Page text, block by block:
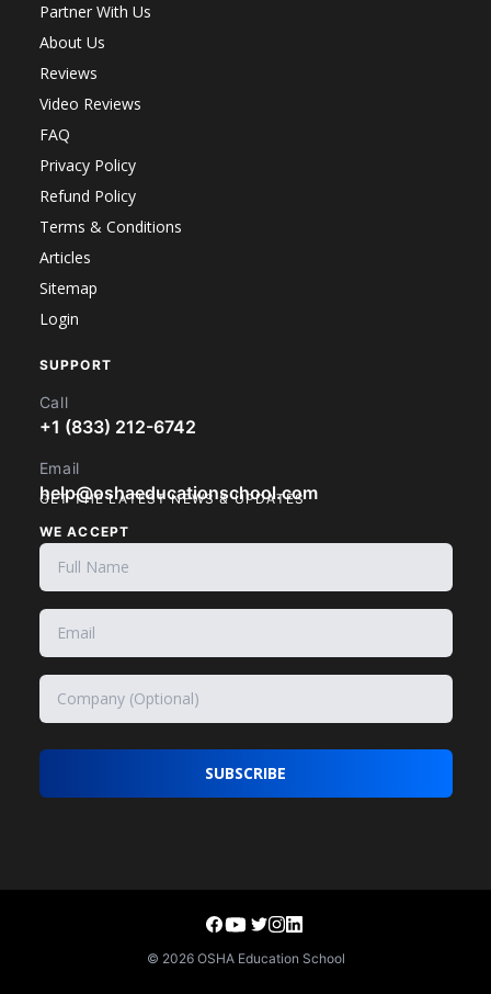
Partner With Us
About Us
Reviews
Video Reviews
FAQ
Privacy Policy
Refund Policy
Terms & Conditions
Articles
Sitemap
Login
SUPPORT
Call
+1 (833) 212-6742
Email
help@oshaeducationschool.com
WE ACCEPT
GET THE LATEST NEWS & UPDATES
SUBSCRIBE
© 2026 OSHA Education School